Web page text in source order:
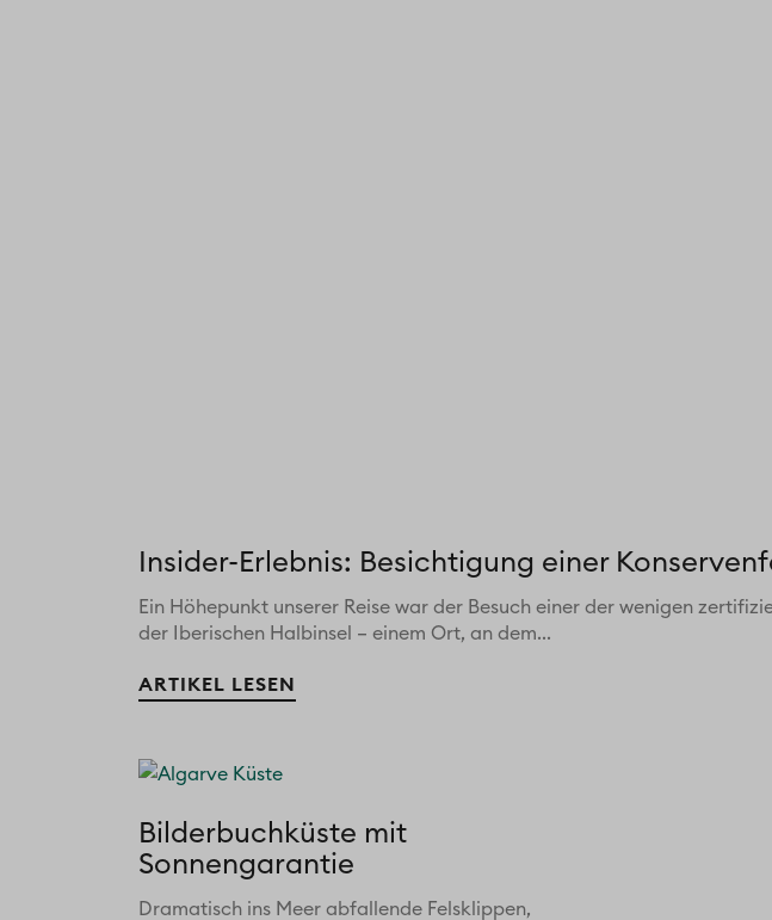
Insider-Erlebnis: Besichtigung einer
Ein Höhepunkt unserer Reise war der Besuch einer der wenigen
der Iberischen Halbinsel – einem Ort, an dem...
ARTIKEL LESEN
Bilderbuchküste mit
Sonnengarantie
Dramatisch ins Meer abfallende Felsklippen,